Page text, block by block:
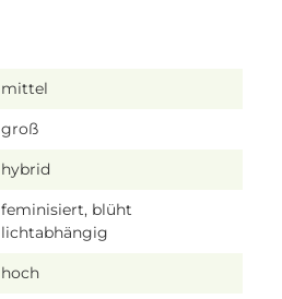
mittel
groß
hybrid
feminisiert, blüht
lichtabhängig
hoch